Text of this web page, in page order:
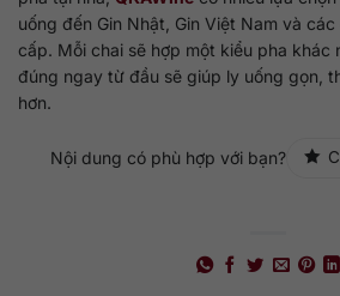
uống đến Gin Nhật, Gin Việt Nam và
cấp. Mỗi chai sẽ hợp một kiểu pha khác
đúng ngay từ đầu sẽ giúp ly uống gọn,
hơn.
Nội dung có phù hợp với bạn?